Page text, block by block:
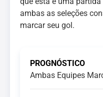
ambas as seleções
marcar seu gol.
PROGNÓSTICO
Ambas Equipes